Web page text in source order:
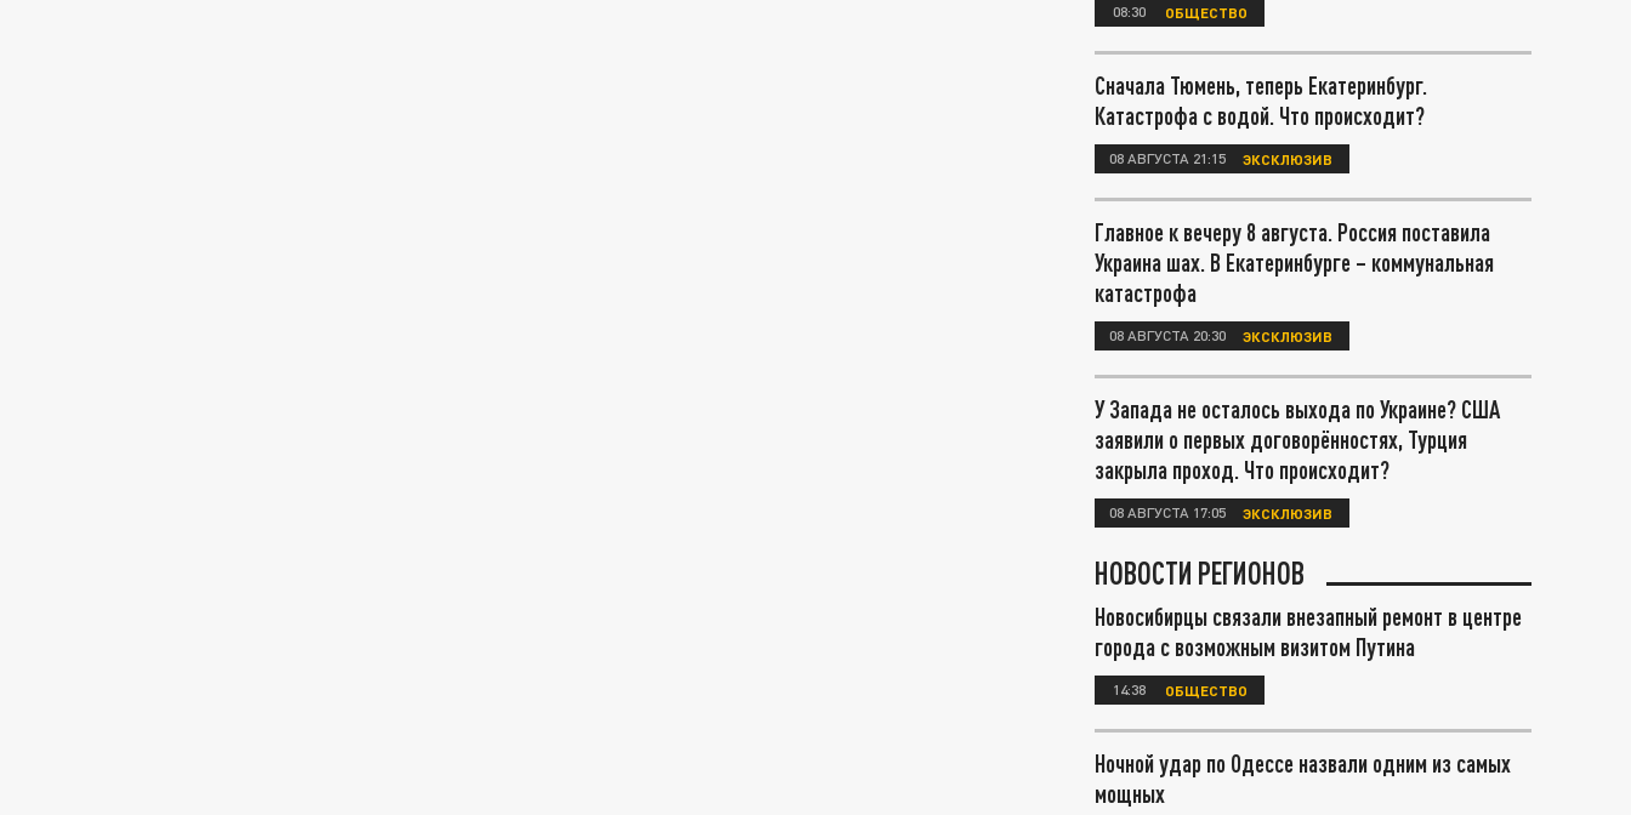
08:30 ОБЩЕСТВО
Сначала Тюмень, теперь Екатеринбург.
Катастрофа с водой. Что происходит?
08 АВГУСТА 21:15 ЭКСКЛЮЗИВ
Главное к вечеру 8 августа. Россия поставила
Украина шах. В Екатеринбурге – коммунальная
катастрофа
08 АВГУСТА 20:30 ЭКСКЛЮЗИВ
У Запада не осталось выхода по Украине? США
заявили о первых договорённостях, Турция
закрыла проход. Что происходит?
08 АВГУСТА 17:05 ЭКСКЛЮЗИВ
НОВОСТИ РЕГИОНОВ
Новосибирцы связали внезапный ремонт в центре
города с возможным визитом Путина
14:38 ОБЩЕСТВО
Ночной удар по Одессе назвали одним из самых
мощных